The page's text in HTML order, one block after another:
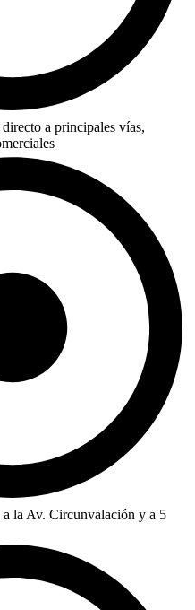
a principales vías,
a la Av. Circunvalación y a 5